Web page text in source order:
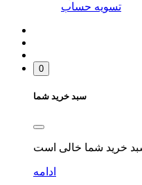
تسویه حساب
0
سبد خرید شما
ادامه